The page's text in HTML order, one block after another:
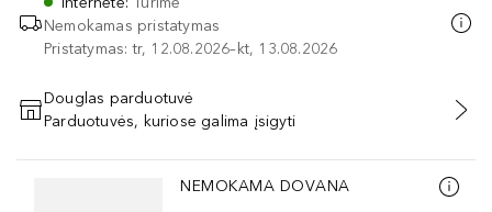
Nemokamas pristatymas
Pristatymas: tr, 12.08.2026–kt, 13.08.2026
PRIDĖTI Į KREPŠELĮ
Douglas parduotuvė
Parduotuvės, kuriose galima įsigyti
Praleisti slankiklį
NEMOKAMA DOVANA